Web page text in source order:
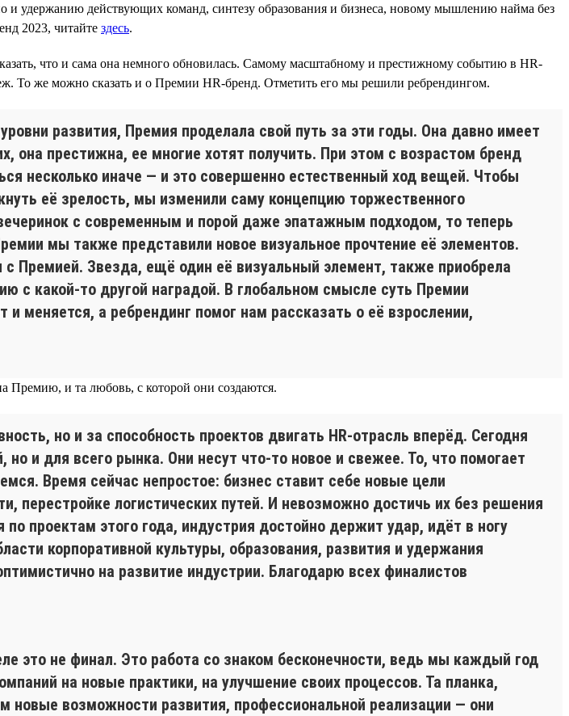
удержанию действующих команд, синтезу образования и бизнеса, новому мышлению найма без
2023, читайте здесь.
что и сама она немного обновилась. Самому масштабному и престижному событию в HR-
То же можно сказать и о Премии HR-бренд. Отметить его мы решили ребрендингом.
развития, Премия проделала свой путь за эти годы. Она давно имеет
она престижна, ее многие хотят получить. При этом с возрастом бренд
несколько иначе — и это совершенно естественный ход вещей. Чтобы
её зрелость, мы изменили саму концепцию торжественного
с современным и порой даже эпатажным подходом, то теперь
мы также представили новое визуальное прочтение её элементов.
Премией. Звезда, ещё один её визуальный элемент, также приобрела
с какой-то другой наградой. В глобальном смысле суть Премии
меняется, а ребрендинг помог нам рассказать о её взрослении,
Премию, и та любовь, с которой они создаются.
но и за способность проектов двигать HR-отрасль вперёд. Сегодня
и для всего рынка. Они несут что-то новое и свежее. То, что помогает
Время сейчас непростое: бизнес ставит себе новые цели
перестройке логистических путей. И невозможно достичь их без решения
проектам этого года, индустрия достойно держит удар, идёт в ногу
корпоративной культуры, образования, развития и удержания
на развитие индустрии. Благодарю всех финалистов
это не финал. Это работа со знаком бесконечности, ведь мы каждый год
на новые практики, на улучшение своих процессов. Та планка,
возможности развития, профессиональной реализации — они